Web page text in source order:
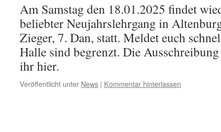
Am Samstag den 18.01.2025 findet
beliebter Neujahrslehrgang in
Zieger, 7. Dan, statt. Meldet euch
Halle sind begrenzt. Die
ihr hier.
Veröffentlicht unter News | Kommentar hinterlassen